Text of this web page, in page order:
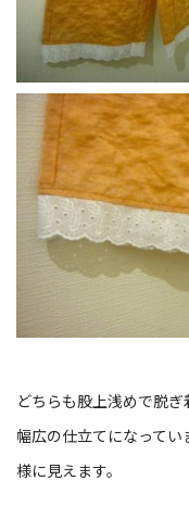
どちらも股上浅めで脱ぎ
幅広の仕立てになって
様に見えます。